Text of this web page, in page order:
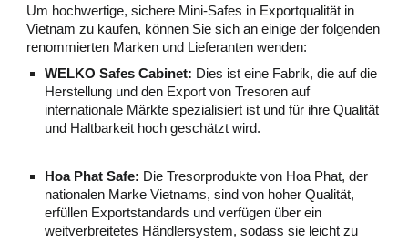
Um hochwertige, sichere Mini-Safes in Exportqualität in
Vietnam zu kaufen, können Sie sich an einige der folgenden
renommierten Marken und Lieferanten wenden:
WELKO Safes Cabinet: Dies ist eine Fabrik, die auf die
Herstellung und den Export von Tresoren auf
internationale Märkte spezialisiert ist und für ihre Qualität
und Haltbarkeit hoch geschätzt wird.
Hoa Phat Safe: Die Tresorprodukte von Hoa Phat, der
nationalen Marke Vietnams, sind von hoher Qualität,
erfüllen Exportstandards und verfügen über ein
weitverbreitetes Händlersystem, sodass sie leicht zu